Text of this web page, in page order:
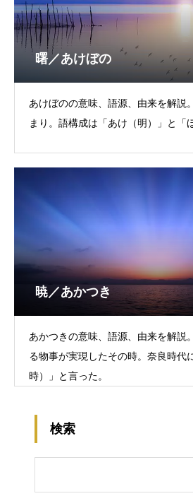
曙／あけぼの
あけぼのの意味、語源、由来を解説
まり。語構成は「あけ（明）」と「
暁／あかつき
あかつきの意味、語源、由来を解説
る物事が実現したその時。奈良時代
時）」と言った。
検索